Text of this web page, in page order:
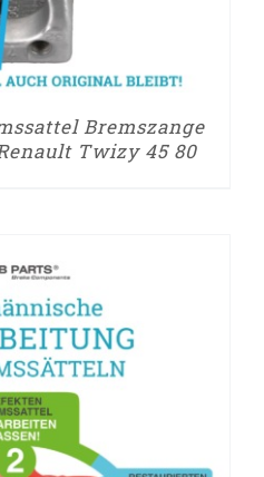
Bremszange
Twizy 45 80